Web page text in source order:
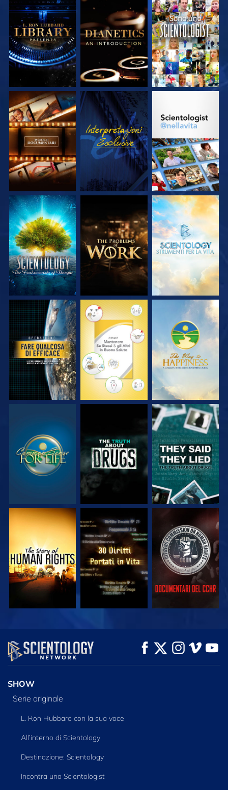
ESPLORA LE
SERIE
ESPLORA LE
SERIE
GUARDA
ESPLORA LE
SERIE
GUARDA
ESPLORA LE
ESPLORA LE
SERIE
ESPLORA LE
SERIE
ESPLORA LE
SERIE
GUARDA GUARDA GUARDA
GUARDA GUARDA GUARDA
GUARDA GUARDA GUARDA
GUARDA
ESPLORA LE
SERIE
SHOW
Serie originale
L. Ron Hubbard con la sua voce
All’interno di Scientology
Destinazione: Scientology
Incontra uno Scientologist